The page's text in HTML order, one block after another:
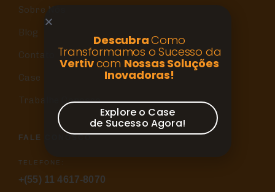
Sobre Nós
Blog
Contato
Case
Trabalhe Conosco
FALE CONOSCO
TELEFONE:
+(55) 11 4617-8070
DescubraComo
Transformamos o Sucesso da
Vertivcom Nossas Soluções
Inovadoras!
Explore o Case
de Sucesso Agora!